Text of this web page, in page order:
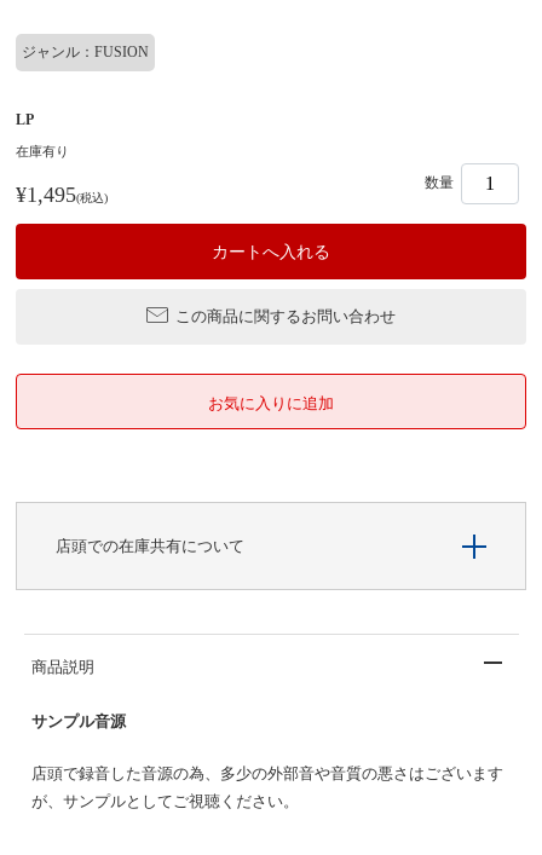
ジャンル：FUSION
LP
在庫有り
¥1,495(税込)
数量
この商品に関するお問い合わせ
店頭での在庫共有について
商品説明
サンプル音源
店頭で録音した音源の為、多少の外部音や音質の悪さはございます
が、サンプルとしてご視聴ください。